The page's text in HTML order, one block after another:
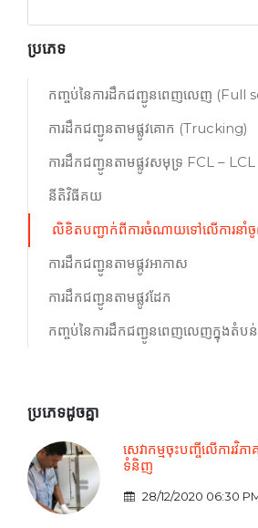
ប្រភេទ
កញ្ចប់នៃការដឹកជញ្ជូនពេញលេញ (Full
ការដឹកជញ្ជូនតាមផ្លូវគោក (Trucking)
ការដឹកជញ្ជូនតាមផ្លូវសមុទ្រ FCL – LCL
នីតិវិធីគយ
លិខិតបញ្ជាក់ពីការចំណាយទៅលើការនាំ
ការដឹកជញ្ជូនតាមផ្កូវអាកាស
ការដឹកជញ្ជូនតាមផ្លូវដែក
កញ្ចប់នៃការដឹកជញ្ជូនពេញលេញក្នុងតំប
ប្រភេទដូចគ្នា
សេវាកម្មចុះបញ្ចីលើការវិភា
ទំនិញ
28/12/2020 06:30